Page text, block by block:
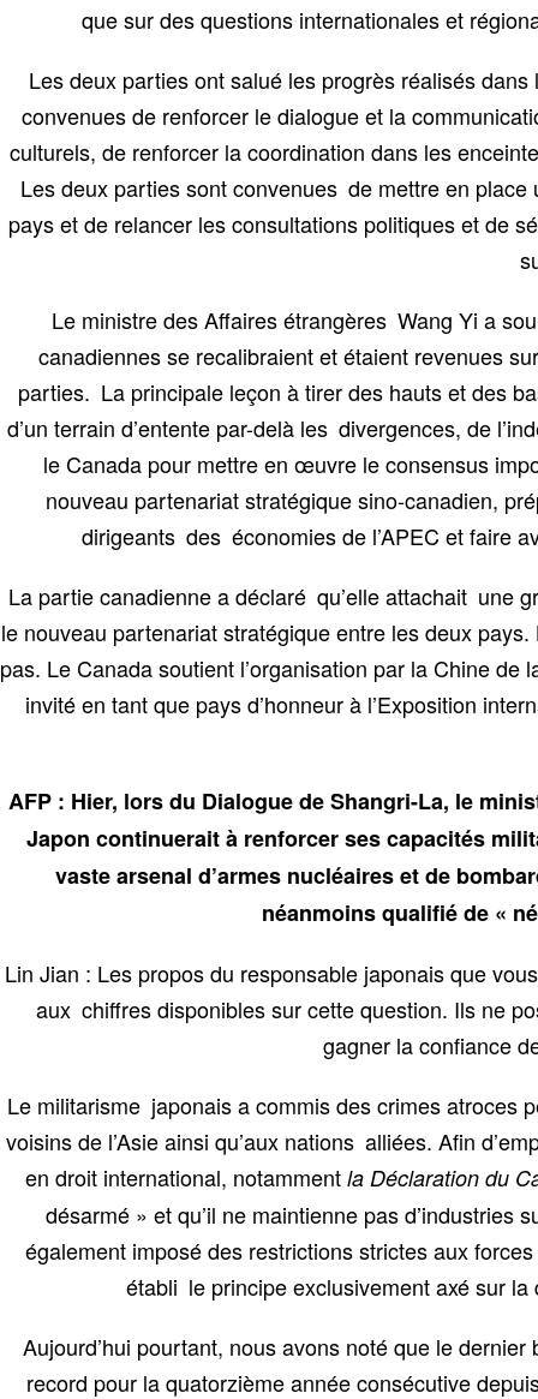
que sur des questions internationales et
Les deux parties ont salué les progrès réalisés
convenues de renforcer le dialogue et la
culturels, de renforcer la coordination dans les
Les deux parties sont convenues de mettre en
pays et de relancer les consultations politiques et de
Le ministre des Affaires étrangères Wang Yi a
canadiennes se recalibraient et étaient revenues
parties. La principale leçon à tirer des hauts et des
d’un terrain d’entente par-delà les divergences, de
le Canada pour mettre en œuvre le consensus
nouveau partenariat stratégique sino-canadien,
dirigeants des économies de l’APEC et faire
La partie canadienne a déclaré qu’elle attachait une
le nouveau partenariat stratégique entre les deux
pas. Le Canada soutient l’organisation par la Chine de
invité en tant que pays d’honneur à l’Exposition
AFP : Hier, lors du Dialogue de Shangri-La, le
Japon continuerait à renforcer ses capacités
vaste arsenal d’armes nucléaires et de
néanmoins qualifié de «
Lin Jian : Les propos du responsable japonais que
aux chiffres disponibles sur cette question. Ils ne
gagner la confiance
Le militarisme japonais a commis des crimes atroces
voisins de l’Asie ainsi qu’aux nations alliées. Afin
en droit international, notamment la Déclaration du
désarmé » et qu’il ne maintienne pas
également imposé des restrictions strictes aux
établi le principe exclusivement axé sur
Aujourd’hui pourtant, nous avons noté que le
record pour la quatorzième année consécutive